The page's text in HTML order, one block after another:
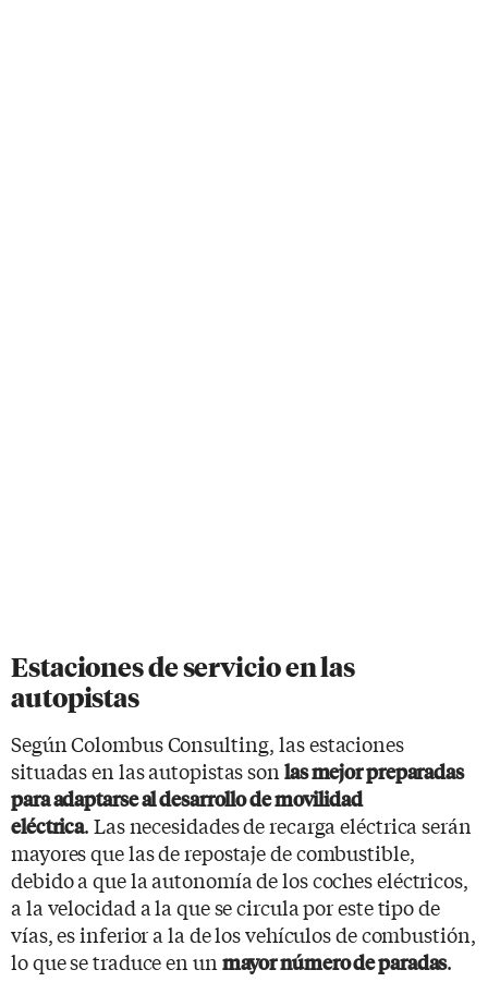
Estaciones de servicio en las
autopistas
Según Colombus Consulting, las estaciones
situadas en las autopistas son las mejor preparadas
para adaptarse al desarrollo de movilidad
eléctrica. Las necesidades de recarga eléctrica serán
mayores que las de repostaje de combustible,
debido a que la autonomía de los coches eléctricos,
a la velocidad a la que se circula por este tipo de
vías, es inferior a la de los vehículos de combustión,
lo que se traduce en un mayor número de paradas.